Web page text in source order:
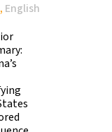
, English